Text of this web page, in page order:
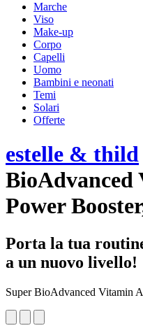
Marche
Viso
Make-up
Corpo
Capelli
Uomo
Bambini e neonati
Temi
Solari
Offerte
estelle & thild
BioAdvanced
Power
Porta la tua
a un nuovo livello!
Super BioAdvanced Vitamin